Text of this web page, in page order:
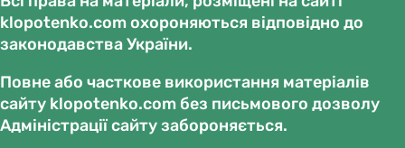
klopotenko.com охороняються відповідно до
законодавства України.
Повне або часткове використання матеріалів
сайту klopotenko.com без письмового дозволу
Адміністрації сайту забороняється.